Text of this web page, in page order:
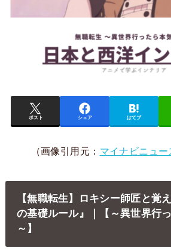
ポスト シェア はてブ
（画像引用元： マイナビニュー
【無職転生】ロキシー師匠と覚
の基礎ルール』｜【～異世界行
～】